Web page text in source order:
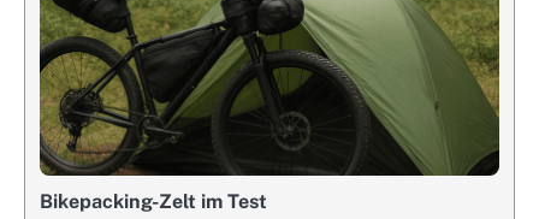
Bikepacking-Zelt im Test